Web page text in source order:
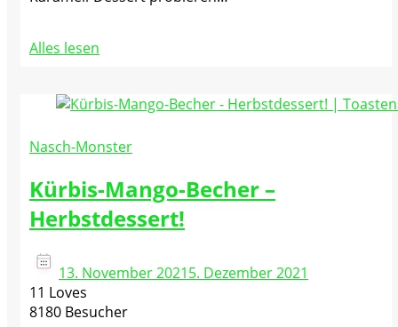
Alles lesen
Nasch-Monster
Kürbis-Mango-Becher –
Herbstdessert!
13. November 20215. Dezember 2021
11 Loves
8180 Besucher